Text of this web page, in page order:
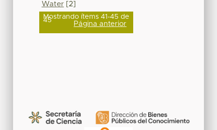
Water[2]
Mostrando ítems 41-45 de
45 Página anterior